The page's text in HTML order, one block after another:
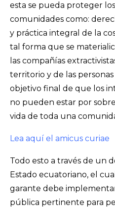
esta se pueda proteger
comunidades como:
y práctica integral de la
tal forma que se
las compañías
territorio y de las
objetivo final de que los
no pueden estar por
vida de toda una
Lea aquí el amicus curiae
Todo esto a través de un
Estado ecuatoriano, el
garante debe
pública pertinente para